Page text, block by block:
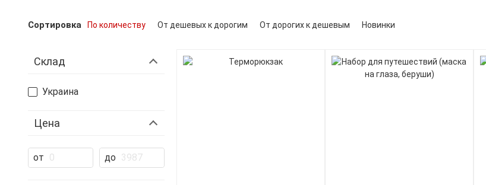
Сортировка По количеству От дешевых к дорогим От дорогих к дешевым Новинки
Склад
Украина
Цена
от до